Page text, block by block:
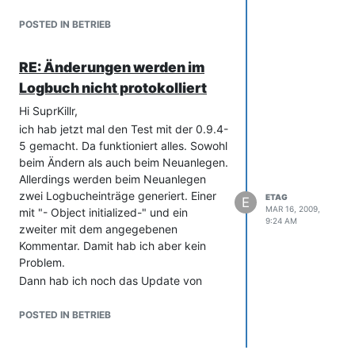
POSTED IN BETRIEB
RE: Änderungen werden im
Logbuch nicht protokolliert
Hi SuprKillr,
ich hab jetzt mal den Test mit der 0.9.4-
5 gemacht. Da funktioniert alles. Sowohl
beim Ändern als auch beim Neuanlegen.
Allerdings werden beim Neuanlegen
zwei Logbucheinträge generiert. Einer
mit "- Object initialized-" und ein
zweiter mit dem angegebenen
Kommentar. Damit hab ich aber kein
Problem.
Dann hab ich noch das Update von
Ergebnis, daß die Änderungen im
POSTED IN BETRIEB
E
ETAG
MAR 16, 2009,
9:24 AM